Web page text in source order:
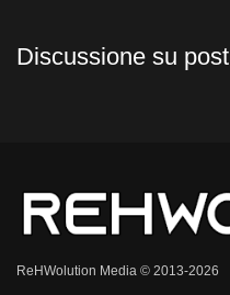
Discussione su post
ReHWolution Media © 2013-2026